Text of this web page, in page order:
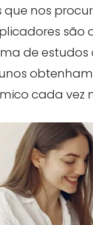
nos
de
cada vez